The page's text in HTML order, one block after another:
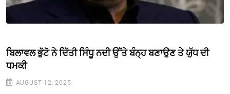
ਬਿਲਾਵਲ ਭੁੱਟੋ ਨੇ ਦਿੱਤੀ ਸਿੰਧੂ ਨਦੀ ਉੱਤੇ ਬੰਨ੍ਹ ਬਣਾਉਣ ਤੇ ਯੁੱਧ ਦੀ
ਧਮਕੀ
AUGUST 12, 2025